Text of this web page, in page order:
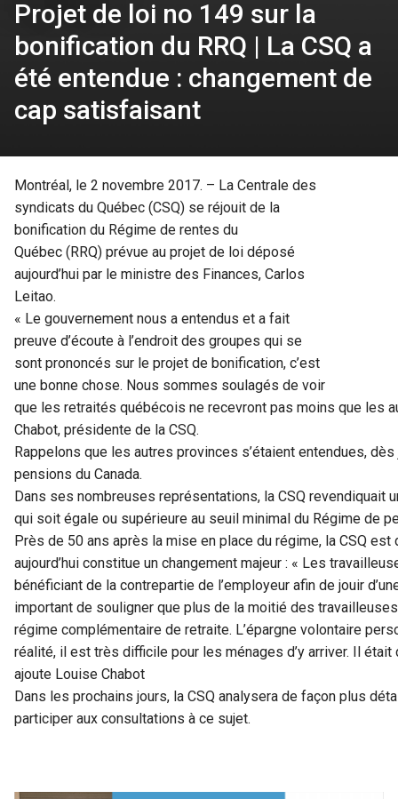
Projet de loi no 149 sur la
bonification du RRQ | La CSQ a
été entendue : changement de
cap satisfaisant
Montréal, le 2 novembre 2017. – La Centrale des
syndicats du Québec (CSQ) se réjouit de la
bonification du Régime de rentes du
Québec (RRQ) prévue au projet de loi déposé
aujourd’hui par le ministre des Finances, Carlos
Leitao.
« Le gouvernement nous a entendus et a fait
preuve d’écoute à l’endroit des groupes qui se
sont prononcés sur le projet de bonification, c’est
une bonne chose. Nous sommes soulagés de voir
que les retraités québécois ne recevront pas moins que les
Chabot, présidente de la CSQ.
Rappelons que les autres provinces s’étaient entendues,
pensions du Canada.
Dans ses nombreuses représentations, la CSQ revendiquait
qui soit égale ou supérieure au seuil minimal du Régime de
Près de 50 ans après la mise en place du régime, la CSQ
aujourd’hui constitue un changement majeur : « Les
bénéficiant de la contrepartie de l’employeur afin de jouir
important de souligner que plus de la moitié des
régime complémentaire de retraite. L’épargne volontaire
réalité, il est très difficile pour les ménages d’y arriver. Il était
ajoute Louise Chabot
Dans les prochains jours, la CSQ analysera de façon plus
participer aux consultations à ce sujet.